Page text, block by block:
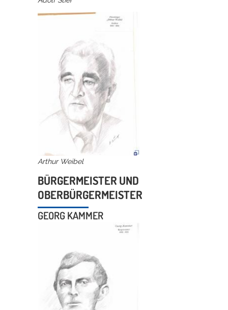
Arthur Weibel
BÜRGERMEISTER UND
OBERBÜRGERMEISTER
GEORG KAMMER